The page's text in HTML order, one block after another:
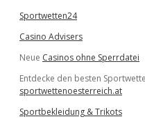
Sportwetten24
Casino Advisers
Neue Casinos ohne Sperrdatei
Entdecke den besten
sportwettenoesterreich.at
Sportbekleidung & Trikots